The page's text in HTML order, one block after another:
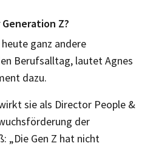
Z?
ganz andere
Berufsalltag, lautet Agnes
dazu.
sie als Director People &
der
„Die Gen Z hat nicht